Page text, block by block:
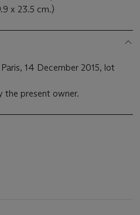
x 23.5 cm.)
14 December 2015, lot
the present owner.